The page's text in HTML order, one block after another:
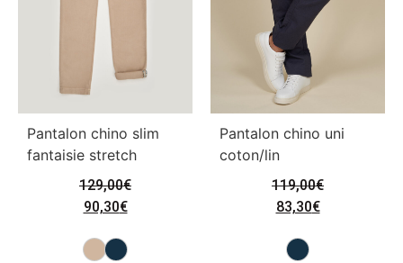
Pantalon chino slim
fantaisie stretch
129,00€
90,30€
Pantalon chino uni
coton/lin
119,00€
83,30€